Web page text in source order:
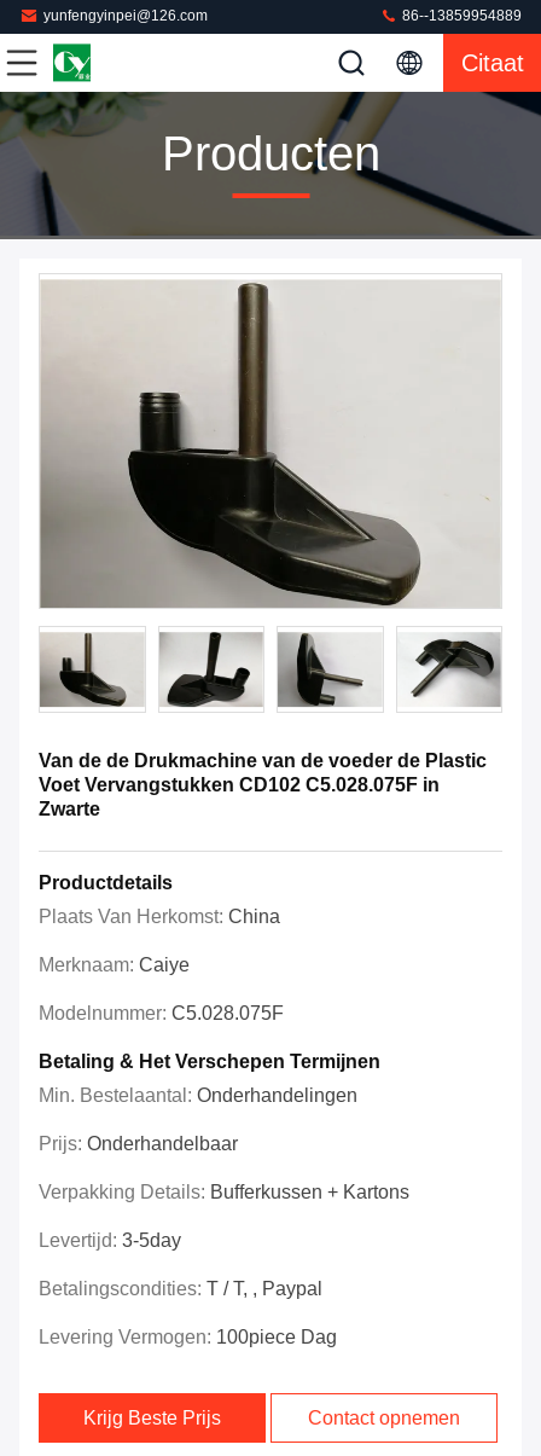
yunfengyinpei@126.com 86--13859954889
Citaat
Producten
Van de de Drukmachine van de voeder de Plastic
Voet Vervangstukken CD102 C5.028.075F in
Zwarte
Productdetails
Plaats Van Herkomst: China
Merknaam: Caiye
Modelnummer: C5.028.075F
Betaling & Het Verschepen Termijnen
Min. Bestelaantal: Onderhandelingen
Prijs: Onderhandelbaar
Verpakking Details: Bufferkussen + Kartons
Levertijd: 3-5day
Betalingscondities: T / T, , Paypal
Levering Vermogen: 100piece Dag
Krijg Beste Prijs Contact opnemen